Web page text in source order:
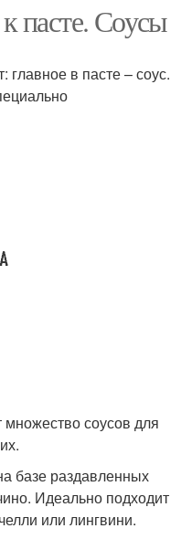
Соус для спагетти
пасте. Соусы
в пасте – соус.
множество соусов для
базе раздавленных
Идеально подходит
или лингвини.